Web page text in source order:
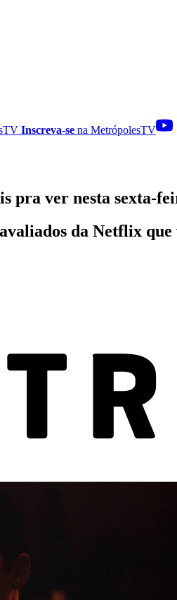
Inscreva-se na MetrópolesTV
pra ver nesta sexta-
da Netflix que